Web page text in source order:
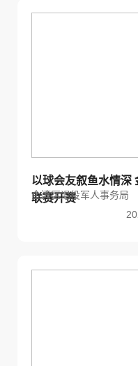
以球会友叙鱼水情深
联赛开赛
金湾区退役军人事务局